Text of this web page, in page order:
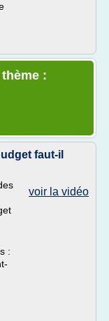
:
faut-il
voir la vidéo
: